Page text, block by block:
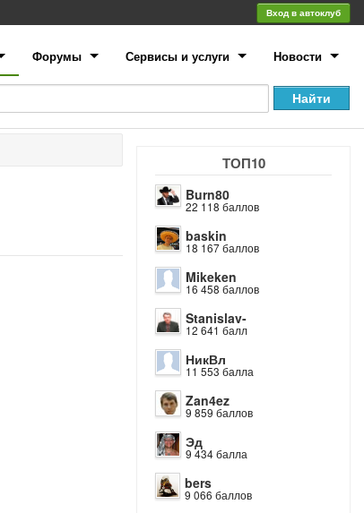
Вход в автоклуб
Форумы Сервисы и услуги Новости
ТОП10
Burn80
22 118 баллов
baskin
18 167 баллов
Mikeken
16 458 баллов
Stanislav-
12 641 балл
НикВл
11 553 балла
Zan4ez
9 859 баллов
Эд
9 434 балла
bers
9 066 баллов